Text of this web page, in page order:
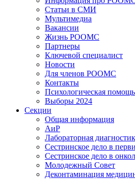
Статьи в СМИ
Мультимедиа
Вакансии
Жизнь РООМС
Партнеры
Ключевой специалист
Новости
Для членов РООМС
Контакты
Психологическая помощь
Выборы 2024
Секции
Общая информация
АиР
Лабораторная
Сестринское дело в
Сестринское дело в
Молодежный Совет
Деконтаминация